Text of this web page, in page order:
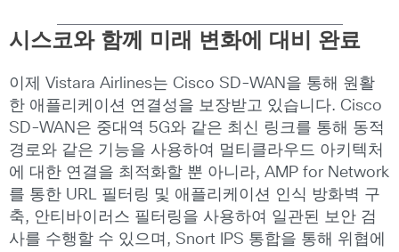
시스코와 함께 미래 변화에 대비 완료
이제 Vistara Airlines는 Cisco SD-WAN을 통해 원활
한 애플리케이션 연결성을 보장받고 있습니다. Cisco
SD-WAN은 중대역 5G와 같은 최신 링크를 통해 동적
경로와 같은 기능을 사용하여 멀티클라우드 아키텍처
에 대한 연결을 최적화할 뿐 아니라, AMP for Network
를 통한 URL 필터링 및 애플리케이션 인식 방화벽 구
축, 안티바이러스 필터링을 사용하여 일관된 보안 검
사를 수행할 수 있으며, Snort IPS 통합을 통해 위협에